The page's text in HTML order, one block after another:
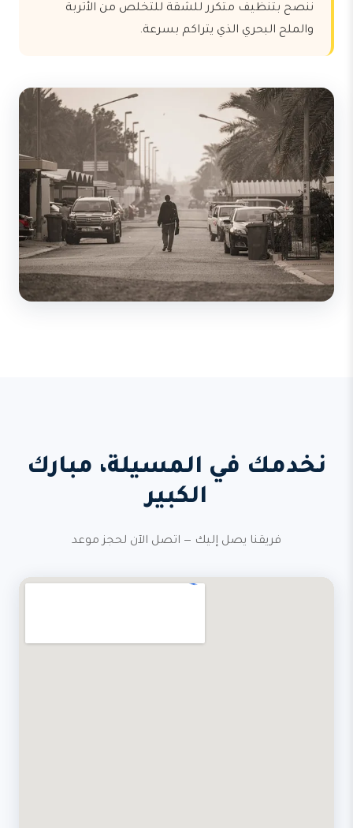
ننصح بتنظيف متكرر للشقة للتخلص من الأتربة
والملح البحري الذي يتراكم بسرعة.
نخدمك في المسيلة، مبارك
الكبير
فريقنا يصل إليك — اتصل الآن لحجز موعد